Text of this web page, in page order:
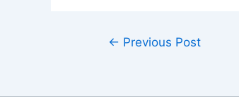
Post← Previous Post